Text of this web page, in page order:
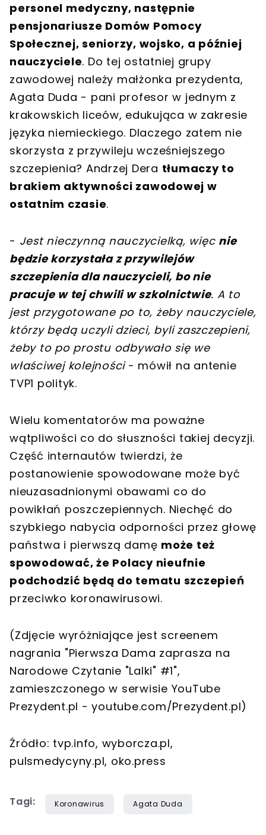
personel medyczny, następnie
pensjonariusze Domów Pomocy
Społecznej, seniorzy, wojsko, a później
nauczyciele. Do tej ostatniej grupy
zawodowej należy małżonka prezydenta,
Agata Duda - pani profesor w jednym z
krakowskich liceów, edukująca w zakresie
języka niemieckiego. Dlaczego zatem nie
skorzysta z przywileju wcześniejszego
szczepienia? Andrzej Dera tłumaczy to
brakiem aktywności zawodowej w
ostatnim czasie.
- Jest nieczynną nauczycielką, więc nie
będzie korzystała z przywilejów
szczepienia dla nauczycieli, bo nie
pracuje w tej chwili w szkolnictwie. A to
jest przygotowane po to, żeby nauczyciele,
którzy będą uczyli dzieci, byli zaszczepieni,
żeby to po prostu odbywało się we
właściwej kolejności- mówił na antenie
TVP1 polityk.
Wielu komentatorów ma poważne
wątpliwości co do słuszności takiej decyzji.
Część internautów twierdzi, że
postanowienie spowodowane może być
nieuzasadnionymi obawami co do
powikłań poszczepiennych. Niechęć do
szybkiego nabycia odporności przez głowę
państwa i pierwszą damę może też
spowodować, że Polacy nieufnie
podchodzić będą do tematu szczepień
przeciwko koronawirusowi.
(Zdjęcie wyróżniające jest screenem
nagrania "Pierwsza Dama zaprasza na
Narodowe Czytanie "Lalki" #1",
zamieszczonego w serwisie YouTube
Prezydent.pl - youtube.com/Prezydent.pl)
Źródło: tvp.info, wyborcza.pl,
pulsmedycyny.pl, oko.press
Tagi: Koronawirus Agata Duda